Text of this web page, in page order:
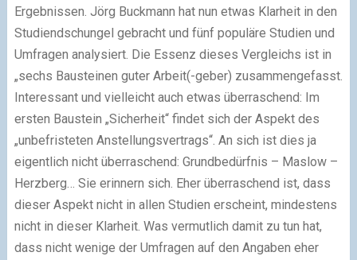
Ergebnissen. Jörg Buckmann hat nun etwas Klarheit in den
Studiendschungel gebracht und fünf populäre Studien und
Umfragen analysiert. Die Essenz dieses Vergleichs ist in
„sechs Bausteinen guter Arbeit(-geber) zusammengefasst.
Interessant und vielleicht auch etwas überraschend: Im
ersten Baustein „Sicherheit“ findet sich der Aspekt des
„unbefristeten Anstellungsvertrags“. An sich ist dies ja
eigentlich nicht überraschend: Grundbedürfnis – Maslow –
Herzberg… Sie erinnern sich. Eher überraschend ist, dass
dieser Aspekt nicht in allen Studien erscheint, mindestens
nicht in dieser Klarheit. Was vermutlich damit zu tun hat,
dass nicht wenige der Umfragen auf den Angaben eher